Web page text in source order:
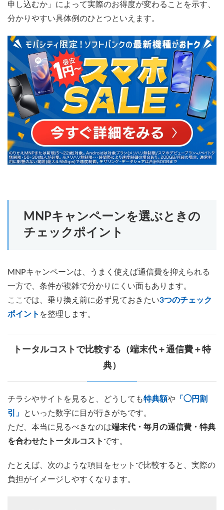
申し込むか」によって実際のお得度が変わることを示す、
分かりやすい具体例のひとつといえます。
MNPキャンペーンを選ぶときの
チェックポイント
MNPキャンペーンは、うまく使えば通信費を抑えられる
一方で、条件が複雑で分かりにくい面もあります。
ここでは、乗り換え前に必ず見ておきたい3つのチェック
ポイント を整理します。
トータルコストで比較する（端末代＋通信費＋特
典）
チラシやサイトを見ると、どうしても特典額や 「◯円割
引」
といった数字に目が行きがちです。
ただ、本当に見るべきなのは端末代・毎月の通信費・特典
を合わせたトータルコスト です。
たとえば、次のような項目をセットで比較すると、実際の
負担がイメージしやすくなります。